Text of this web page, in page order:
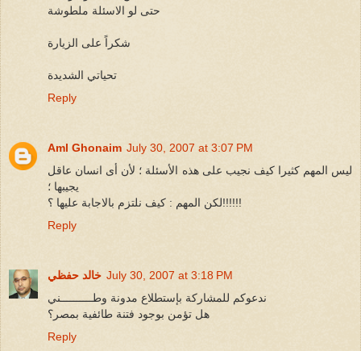
حتى لو الاسئلة ملطوشة
شكراً على الزيارة
تحياتي الشديدة
Reply
Aml Ghonaim July 30, 2007 at 3:07 PM
ليس المهم كثيرا كيف نجيب على هذه الأسئلة ؛ لأن أى انسان عاقل
يجيبها ؛
لكن المهم : كيف نلتزم بالاجابة عليها ؟!!!!!!
Reply
خالد حفظي July 30, 2007 at 3:18 PM
ندعوكم للمشاركة بإستطلاع مدونة وطــــــــــني
هل تؤمن بوجود فتنة طائفية بمصر؟
Reply